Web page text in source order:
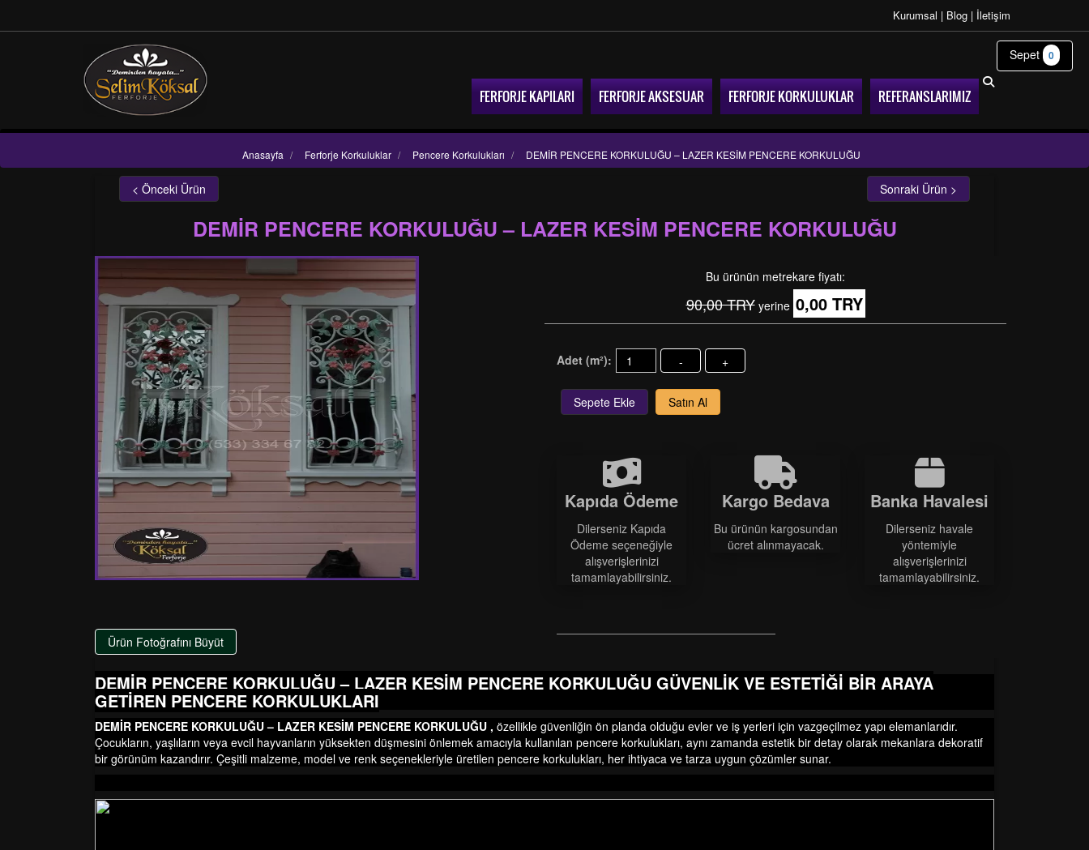
Kurumsal | Blog | İletişim
FERFORJE KAPILARI FERFORJE AKSESUAR FERFORJE KORKULUKLAR REFERANSLARIMIZ
DEMİR PENCERE KORKULUĞU – LAZER KESİM PENCERE KORKULUĞU
Pencere Korkulukları /
Ferforje Korkuluklar /
Anasayfa /
< Önceki Ürün Sonraki Ürün >
DEMİR PENCERE KORKULUĞU – LAZER KESİM PENCERE KORKULUĞU
Ürün Fotoğrafını Büyüt
Bu ürünün metrekare fiyatı:
90,00 TRYyerine 0,00 TRY
Adet (m²): - +
Sepete Ekle Satın Al
Kapıda Ödeme
Dilerseniz Kapıda
Ödeme seçeneğiyle
alışverişlerinizi
tamamlayabilirsiniz.
Kargo Bedava
Bu ürünün kargosundan
ücret alınmayacak.
Banka Havalesi
Dilerseniz havale
yöntemiyle
alışverişlerinizi
tamamlayabilirsiniz.
Sepet 0
DEMİR PENCERE KORKULUĞU – LAZER KESİM PENCERE KORKULUĞU GÜVENLİK VE ESTETİĞİ BİR ARAYA
GETİREN PENCERE KORKULUKLARI
DEMİR PENCERE KORKULUĞU – LAZER KESİM PENCERE KORKULUĞU , özellikle güvenliğin ön planda olduğu evler ve iş yerleri için vazgeçilmez yapı elemanlarıdır.
Çocukların, yaşlıların veya evcil hayvanların yüksekten düşmesini önlemek amacıyla kullanılan pencere korkulukları, aynı zamanda estetik bir detay olarak mekanlara dekoratif
bir görünüm kazandırır. Çeşitli malzeme, model ve renk seçenekleriyle üretilen pencere korkulukları, her ihtiyaca ve tarza uygun çözümler sunar.